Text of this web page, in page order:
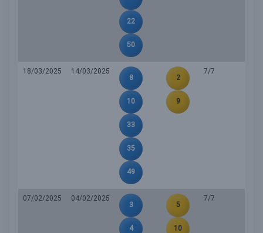
22
50
18/03/2025
14/03/2025
8
10
33
35
49
2
9
7/7
07/02/2025
04/02/2025
3
4
5
10
7/7